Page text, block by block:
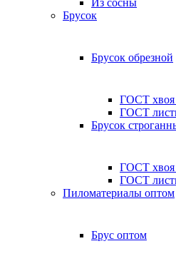
Из сосны
Брусок
Брусок обрезной
ГОСТ хвоя
ГОСТ
Брусок
ГОСТ хвоя
ГОСТ
Пиломатериалы оптом
Брус оптом